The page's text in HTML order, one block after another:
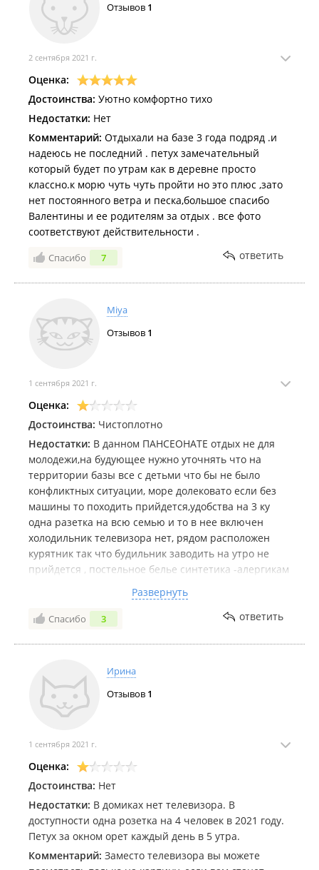
Отзывов 1
2 сентября 2021 г.
Оценка:
Достоинства: Уютно комфортно тихо
Недостатки: Нет
Комментарий: Отдыхали на базе 3 года подряд .и
надеюсь не последний . петух замечательный
который будет по утрам как в деревне просто
классно.к морю чуть чуть пройти но это плюс ,зато
нет постоянного ветра и песка,большое спасибо
Валентины и ее родителям за отдых . все фото
соответствуют действительности .
Спасибо 7 ответить
Miya
Отзывов 1
1 сентября 2021 г.
Оценка:
Достоинства: Чистоплотно
Недостатки: В данном ПАНСЕОНАТЕ отдых не для
молодежи,на будующее нужно уточнять что на
территории базы все с детьми что бы не было
конфликтных ситуации, море долековато если без
машины то походить прийдется,удобства на 3 ку
одна разетка на всю семью и то в нее включен
холодильник телевизора нет, рядом расположен
курятник так что будильник заводить на утро не
прийдется , постельное белье синтетика -алергикам
Комментарий:Честно говоря цена данного домика
Развернуть
Спасибо 3 ответить
Ирина
Отзывов 1
1 сентября 2021 г.
Оценка:
Достоинства: Нет
Недостатки: В домиках нет телевизора. В
доступности одна розетка на 4 человек в 2021 году.
Петух за окном орет каждый день в 5 утра.
Комментарий: Заместо телевизора вы можете